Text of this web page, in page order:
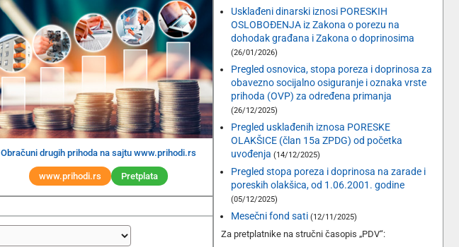
Obračuni drugih prihoda na sajtu www.prihodi.rs
www.prihodi.rs Pretplata
Usklađeni dinarski iznosi PORESKIH
OSLOBOĐENJA iz Zakona o porezu na
dohodak građana i Zakona o doprinosima
(26/01/2026)
Pregled osnovica, stopa poreza i doprinosa za
obavezno socijalno osiguranje i oznaka vrste
prihoda (OVP) za određena primanja
(26/12/2025)
Pregled usklađenih iznosa PORESKE
OLAKŠICE (član 15a ZPDG) od početka
uvođenja (14/12/2025)
Pregled stopa poreza i doprinosa na zarade i
poreskih olakšica, od 1.06.2001. godine
(05/12/2025)
Mesečni fond sati (12/11/2025)
Za pretplatnike na stručni časopis „PDV“: